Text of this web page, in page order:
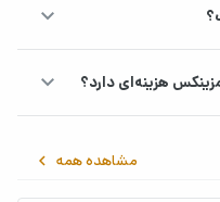
keyboard_arrow_down
هزینه‌ای دارد؟ keyboard_arrow_down
مشاهده همه keyboard_arrow_left